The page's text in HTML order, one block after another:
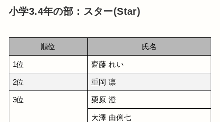
小学3.4年の部：スター(Star)
順位 氏名
1位 齋藤 れい
2位 重岡 凛
3位 栗原 澄
大澤 由俐七